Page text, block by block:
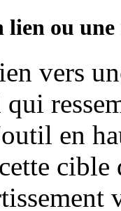
ou une
vers
en